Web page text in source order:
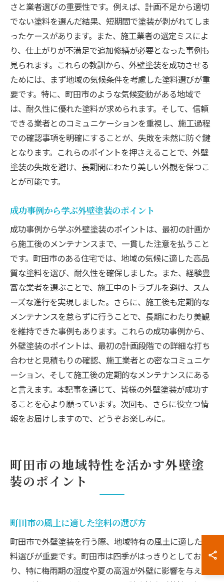
さと業者選びの重要性です。例えば、計画不足から適切
でない塗料を選んだ結果、短期間で塗装が剥がれてしま
ったケースがあります。また、施工業者の選定ミスによ
り、仕上がりが不満足で追加修繕が必要となった事例も
見られます。これらの教訓から、外壁塗装を成功させる
ためには、まず地域の気候条件を考慮した塗料選びが重
要です。特に、町田市のような気候変動がある地域で
は、耐久性に優れた塗料が求められます。そして、信頼
できる業者とのコミュニケーションを重視し、施工過程
での確認事項を明確にすることが、失敗を未然に防ぐ鍵
となります。これらのポイントを押さえることで、外壁
塗装の失敗を避け、長期間にわたり美しい外観を保つこ
とが可能です。
成功事例から学ぶ外壁塗装のポイント
成功事例から学ぶ外壁塗装のポイントは、最初の計画か
ら施工後のメンテナンスまで、一貫した注意を払うこと
です。町田市のある住宅では、地域の気候に適した高品
質な塗料を選び、耐久性を確保しました。また、経験豊
富な業者を選ぶことで、施工中のトラブルを避け、スム
ーズな進行を実現しました。さらに、施工後も定期的な
メンテナンスを怠らずに行うことで、長期にわたり美観
を維持できた事例もあります。これらの成功事例から、
外壁塗装のポイントは、最初の計画段階での詳細な打ち
合わせと見積もりの確認、施工業者との密なコミュニケ
ーション、そして施工後の定期的なメンテナンスにある
と言えます。本記事を通じて、皆様の外壁塗装が成功す
ることを心より願っています。次回も、さらに役立つ情
報をお届けしますので、どうぞお楽しみに。
町田市の地域特性を活かす外壁塗
装のポイント
町田市の風土に適した塗料の選び方
町田市で外壁塗装を行う際、地域特有の風土に適した塗
料選びが重要です。町田市は四季がはっきりとしてお
り、特に梅雨期の湿度や夏の高温が外壁に影響を与える